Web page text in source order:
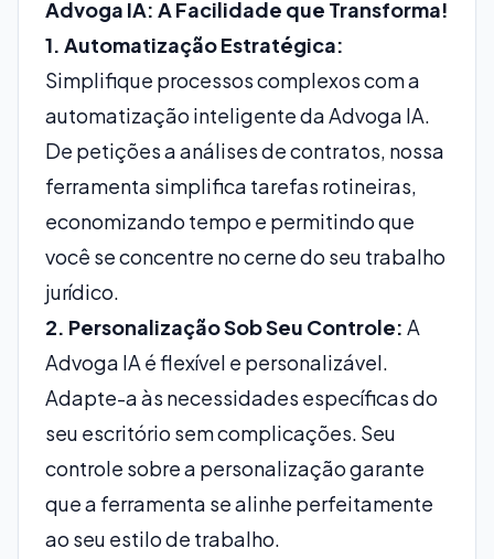
Advoga IA: A Facilidade que Transforma!
1. Automatização Estratégica:
Simplifique processos complexos com a
automatização inteligente da Advoga IA.
De petições a análises de contratos, nossa
ferramenta simplifica tarefas rotineiras,
economizando tempo e permitindo que
você se concentre no cerne do seu trabalho
jurídico.
2. Personalização Sob Seu Controle: A
Advoga IA é flexível e personalizável.
Adapte-a às necessidades específicas do
seu escritório sem complicações. Seu
controle sobre a personalização garante
que a ferramenta se alinhe perfeitamente
ao seu estilo de trabalho.